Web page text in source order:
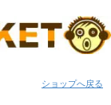
ショップへ戻る